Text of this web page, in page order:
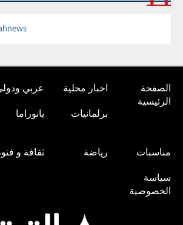
الصفحة
الرئيسية
اخبار محلية عربي
برلمانيات بانوراما
مناسبات رياضة ثقافة و
سياسة
الخصوصية